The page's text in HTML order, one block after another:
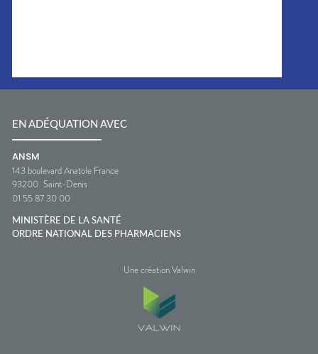
EN ADÉQUATION AVEC
ANSM
143 boulevard Anatole France
93200 Saint-Denis
01 55 87 30 00
MINISTÈRE DE LA SANTÉ
ORDRE NATIONAL DES PHARMACIENS
Une création Valwin